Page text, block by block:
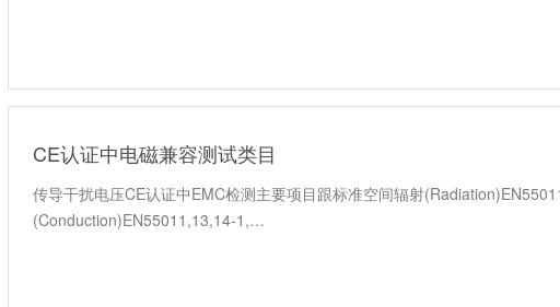
CE认证中电磁兼容测试类目
传导干扰电压CE认证中EMC检测主要项目跟标准空间辐射
(Conduction)EN55011,13,14-1,…